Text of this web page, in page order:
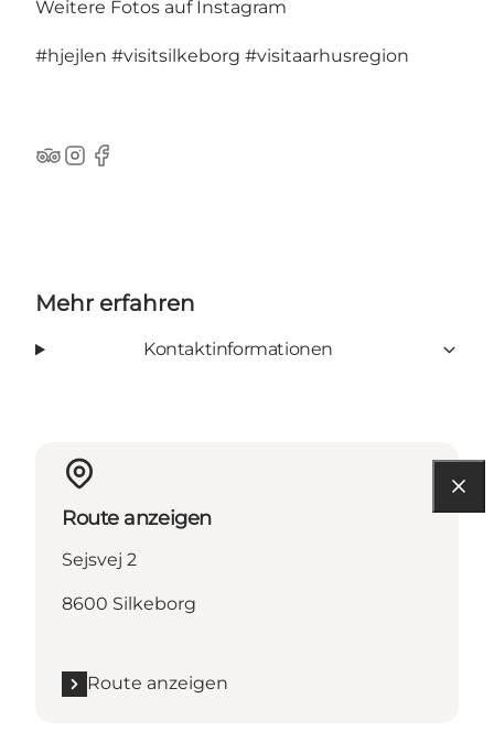
Weitere Fotos auf Instagram
#hjejlen #visitsilkeborg #visitaarhusregion
TripAdvisor
Instagram
Facebook
Mehr erfahren
Kontaktinformationen
Route anzeigen
Sejsvej 2
8600 Silkeborg
Route anzeigen